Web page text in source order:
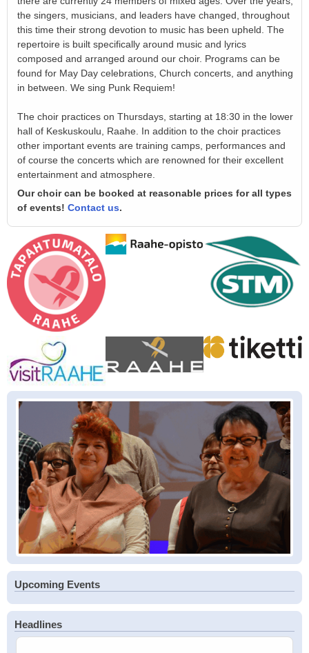
the singers, musicians, and leaders have changed, throughout
this time their strong devotion to music has been upheld. The
repertoire is built specifically around music and lyrics
composed and arranged around our choir. Programs can be
found for May Day celebrations, Church concerts, and anything
in between. We sing Punk Requiem!
The choir practices on Thursdays, starting at 18:30 in the lower
hall of Keskuskoulu, Raahe. In addition to the choir practices
other important events are training camps, performances and
of course the concerts which are renowned for their excellent
entertainment and atmosphere.
Our choir can be booked at reasonable prices for all types
of events! Contact us.
Upcoming Events
Headlines